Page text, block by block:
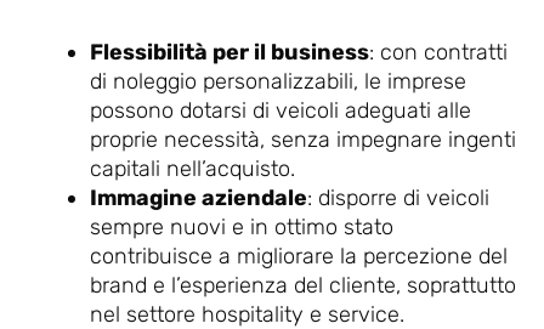
Flessibilità per il business: con contratti
di noleggio personalizzabili, le imprese
possono dotarsi di veicoli adeguati alle
proprie necessità, senza impegnare ingenti
capitali nell’acquisto.
Immagine aziendale: disporre di veicoli
sempre nuovi e in ottimo stato
contribuisce a migliorare la percezione del
brand e l’esperienza del cliente, soprattutto
nel settore hospitality e service.